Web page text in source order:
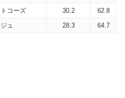
コーズ 30.2
62.8
ュ 28.3 64.7